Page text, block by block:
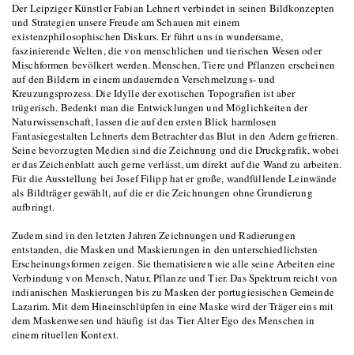
Der Leipziger Künstler Fabian Lehnert verbindet in seinen Bildkonzepten
und Strategien unsere Freude am Schauen mit einem
existenzphilosophischen Diskurs. Er führt uns in wundersame,
faszinierende Welten, die von menschlichen und tierischen Wesen oder
Mischformen bevölkert werden. Menschen, Tiere und Pflanzen erscheinen
auf den Bildern in einem andauernden Verschmelzungs- und
Kreuzungsprozess. Die Idylle der exotischen Topografien ist aber
trügerisch. Bedenkt man die Entwicklungen und Möglichkeiten der
Naturwissenschaft, lassen die auf den ersten Blick harmlosen
Fantasiegestalten Lehnerts dem Betrachter das Blut in den Adern gefrieren.
Seine bevorzugten Medien sind die Zeichnung und die Druckgrafik, wobei
er das Zeichenblatt auch gerne verlässt, um direkt auf die Wand zu arbeiten.
Für die Ausstellung bei Josef Filipp hat er große, wandfüllende Leinwände
als Bildträger gewählt, auf die er die Zeichnungen ohne Grundierung
aufbringt.
Zudem sind in den letzten Jahren Zeichnungen und Radierungen
entstanden, die Masken und Maskierungen in den unterschiedlichsten
Erscheinungsformen zeigen. Sie thematisieren wie alle seine Arbeiten eine
Verbindung von Mensch, Natur, Pflanze und Tier. Das Spektrum reicht von
indianischen Maskierungen bis zu Masken der portugiesischen Gemeinde
Lazarim. Mit dem Hineinschlüpfen in eine Maske wird der Träger eins mit
dem Maskenwesen und häufig ist das Tier Alter Ego des Menschen in
einem rituellen Kontext.